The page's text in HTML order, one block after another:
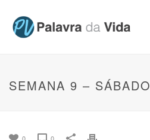
SEMANA 9 – SÁBADO